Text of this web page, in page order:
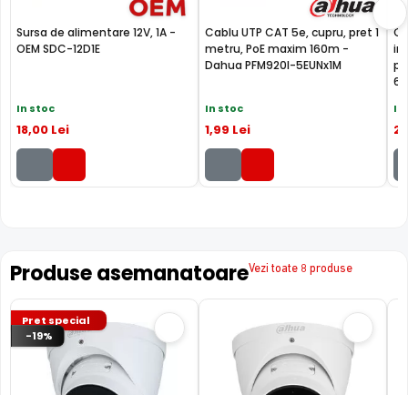
masina, de exemplu.
Functiile WizSense:
SMD Plus (Smart Motion Detection)
HDBW2241R-ZAS-27135, ofera o detectie a miscarii
om sau masina, eliminandu-le pe cele provocate de
vegetatie, animale, insecte, lumini sau chiar ploaie.
Sursa de alimentare 12V, 1A -
OEM SDC-12D1E
In stoc
18,00 Lei
Cablu UTP CAT 5e, cupru, pret 1
metru, PoE maxim 160m -
Dahua PFM920I-5EUNx1M
In stoc
1,99 Lei
In
2
Produse asemanatoareVezi toate 8 produse
Pret special
-19%